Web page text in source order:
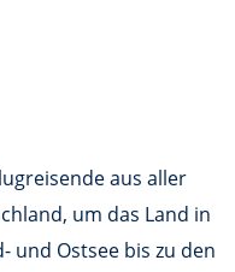
aus aller
um das Land in
und Ostsee bis zu den